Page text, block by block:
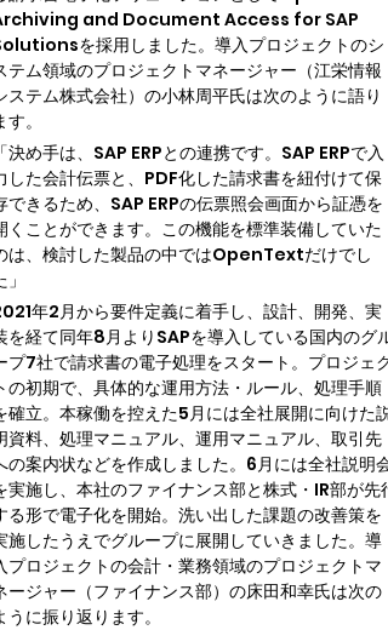
and Document Access for SAP
を採用しました。導入プロジェクトのシ
テム領域のプロジェクトマネージャー（江栄情報
ステム株式会社）の小林周平氏は次のように語り
す。
決め手は、SAP ERPとの連携です。SAP ERPで入
した会計伝票と、PDF化した請求書を紐付けて保
できるため、SAP ERPの伝票照会画面から証憑を
くことができます。この機能を標準装備していた
は、検討した製品の中ではOpenTextだけでし
年2月から要件定義に着手し、設計、開発、実
を経て同年8月よりSAPを導入している国内のグル
プ7社で請求書の電子処理をスタート。プロジェク
の初期で、具体的な運用方法・ルール、処理手順
確立。本稼働を控えた5月には全社展開に向けた説
資料、処理マニュアル、運用マニュアル、取引先
の案内状などを作成しました。6月には全社説明会
実施し、本社のファイナンス部と株式・IR部が先行
る形で電子化を開始。洗い出した課題の改善策を
施したうえでグループに展開していきました。導
プロジェクトの会計・業務領域のプロジェクトマ
ージャー（ファイナンス部）の床田和幸氏は次の
うに振り返ります。